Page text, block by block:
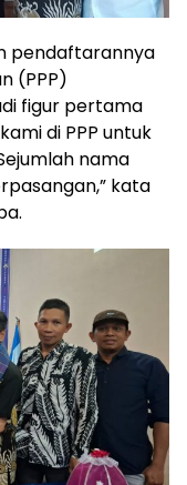
pendaftarannya
(PPP)
figur pertama
di PPP untuk
nama
kata